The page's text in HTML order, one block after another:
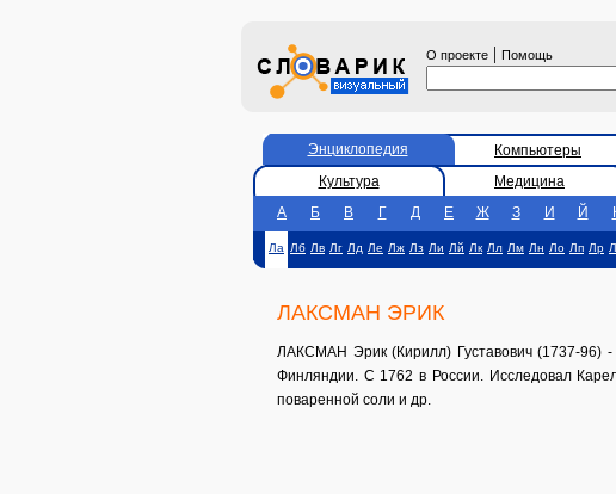
О проекте | Помощь
Энциклопедия Компьютеры
Культура
Медицина
А
Б В Г Д Е Ж З И Й
Ла Лб Лв Лг Лд Ле Лж Лз Ли Лй Лк Лл Лм Лн Ло Лп Лр
ЛАКСМАН ЭРИК
ЛАКСМАН Эрик (Кирилл) Густавович (1737-96) -
Финляндии. С 1762 в России. Исследовал
поваренной соли и др.